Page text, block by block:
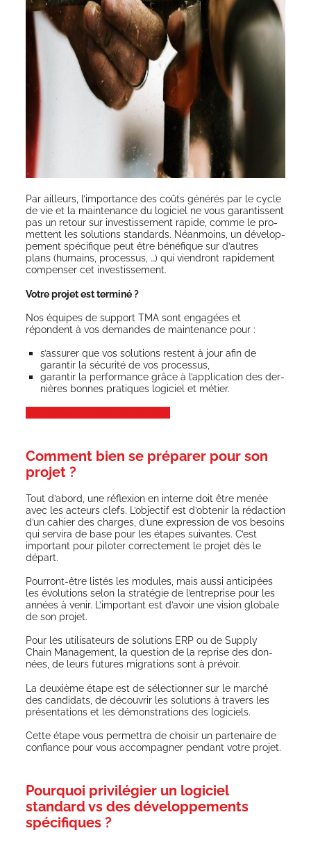
Par ailleurs, l’importance des coûts géné­rés par le cycle
de vie et la main­te­nance du logi­ciel ne vous garan­tissent
pas un retour sur inves­tis­se­ment rapide, comme le pro­
mettent les solu­tions stan­dards. Néan­moins, un déve­lop­
pe­ment spé­ci­fique peut être béné­fique sur d’autres
plans (humains, pro­ces­sus, …) qui vien­dront rapi­de­ment
com­pen­ser cet investissement.
Votre pro­jet est terminé ?
Nos équipes de sup­port TMA sont enga­gées et
répondent à vos demandes de main­te­nance pour :
s’as­su­rer que vos solu­tions res­tent à jour afin de
garan­tir la sécu­ri­té de vos processus,
garan­tir la per­for­mance grâce à l’ap­pli­ca­tion des der­
nières bonnes pra­tiques logi­ciel et métier.
Comment bien se préparer pour son
projet ?
Tout d’a­bord, une réflexion en interne doit être menée
avec les acteurs clefs. L’ob­jec­tif est d’ob­te­nir la rédac­tion
d’un cahier des charges, d’une expres­sion de vos besoins
qui ser­vi­ra de base pour les étapes sui­vantes. C’est
impor­tant pour pilo­ter cor­rec­te­ment le pro­jet dès le
départ.
Pour­ront-être lis­tés les modules, mais aus­si anti­ci­pées
les évo­lu­tions selon la stra­té­gie de l’en­tre­prise pour les
années à venir. L’im­por­tant est d’a­voir une vision glo­bale
de son projet.
Pour les uti­li­sa­teurs de solu­tions ERP ou de Sup­ply
Chain Mana­ge­ment, la ques­tion de la reprise des don­
nées, de leurs futures migra­tions sont à prévoir.
La deuxième étape est de sélec­tion­ner sur le mar­ché
des can­di­dats, de décou­vrir les solu­tions à tra­vers les
pré­sen­ta­tions et les démons­tra­tions des logiciels.
Cette étape vous per­met­tra de choi­sir un par­te­naire de
confiance pour vous accom­pa­gner pen­dant votre projet.
Pourquoi privilégier un logiciel
standard vs des développements
spécifiques ?